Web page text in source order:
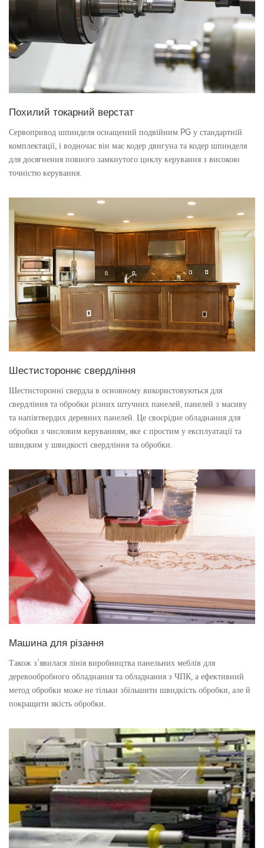
Похилий токарний верстат
Сервопривод шпинделя оснащений подвійним PG у стандартній
комплектації, і водночас він має кодер двигуна та кодер шпинделя
для досягнення повного замкнутого циклу керування з високою
точністю керування.
Шестистороннє свердління
Шестисторонні свердла в основному використовуються для
свердління та обробки різних штучних панелей, панелей з масиву
та напівтвердих деревних панелей. Це своєрідне обладнання для
обробки з числовим керуванням, яке є простим у експлуатації та
швидким у швидкості свердління та обробки.
Машина для різання
Також з’явилася лінія виробництва панельних меблів для
деревообробного обладнання та обладнання з ЧПК, а ефективний
метод обробки може не тільки збільшити швидкість обробки, але й
покращити якість обробки.